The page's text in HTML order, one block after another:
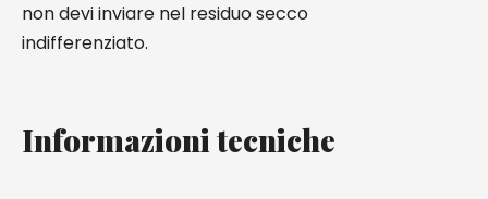
non devi inviare nel residuo secco
indifferenziato.
Informazioni tecniche